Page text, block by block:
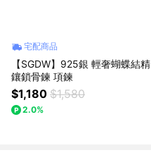
宅配商品
【SGDW】925銀 輕奢蝴蝶結精
鑲鎖骨鍊 項鍊
$1,180 $1,580
2.0%